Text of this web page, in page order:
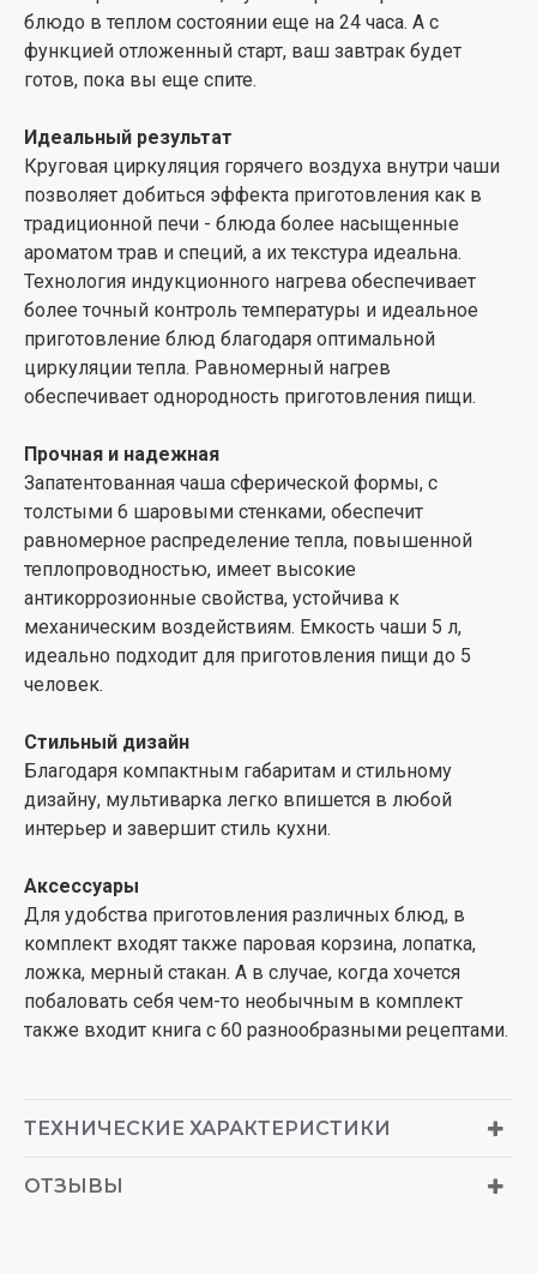
блюдо в теплом состоянии еще на 24 часа. А с
функцией отложенный старт, ваш завтрак будет
готов, пока вы еще спите.
Идеальный результат
Круговая циркуляция горячего воздуха внутри чаши
позволяет добиться эффекта приготовления как в
традиционной печи - блюда более насыщенные
ароматом трав и специй, а их текстура идеальна.
Технология индукционного нагрева обеспечивает
более точный контроль температуры и идеальное
приготовление блюд благодаря оптимальной
циркуляции тепла. Равномерный нагрев
обеспечивает однородность приготовления пищи.
Прочная и надежная
Запатентованная чаша сферической формы, с
толстыми 6 шаровыми стенками, обеспечит
равномерное распределение тепла, повышенной
теплопроводностью, имеет высокие
антикоррозионные свойства, устойчива к
механическим воздействиям. Емкость чаши 5 л,
идеально подходит для приготовления пищи до 5
человек.
Стильный дизайн
Благодаря компактным габаритам и стильному
дизайну, мультиварка легко впишется в любой
интерьер и завершит стиль кухни.
Аксессуары
Для удобства приготовления различных блюд, в
комплект входят также паровая корзина, лопатка,
ложка, мерный стакан. А в случае, когда хочется
побаловать себя чем-то необычным в комплект
также входит книга с 60 разнообразными рецептами.
ТЕХНИЧЕСКИЕ ХАРАКТЕРИСТИКИ
ОТЗЫВЫ